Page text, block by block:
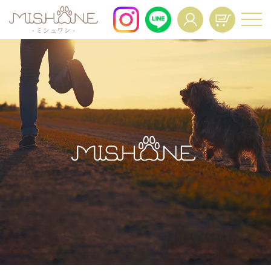
For All Dogs and All Life Stages.
About
商品一覧 お客様の声
FAQ
よくあるご質問
Interview
インタビュー
News
ニュース
Mypage Operation
Manual
マイページ操作マニュア
ル
Regular Service
定期便特典
Resume
定期コースの再開